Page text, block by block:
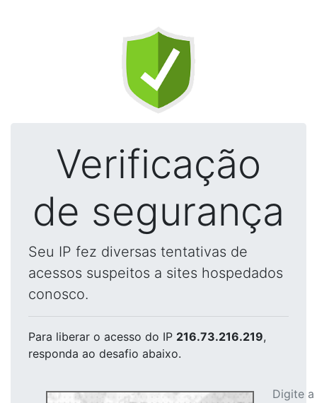
Verificação
de segurança
Seu IP fez diversas tentativas de
acessos suspeitos a sites hospedados
conosco.
Para liberar o acesso do IP 216.73.216.219,
responda ao desafio abaixo.
Digite